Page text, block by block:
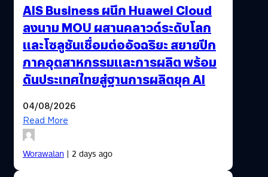
AIS Business ผนึก Huawei Cloud
ลงนาม MOU ผสานคลาวด์ระดับโลก
และโซลูชันเชื่อมต่ออัจฉริยะ สยายปีก
ภาคอุตสาหกรรมและการผลิต พร้อม
ดันประเทศไทยสู่ฐานการผลิตยุค AI
04/08/2026
Read More
Worawalan| 2 days ago